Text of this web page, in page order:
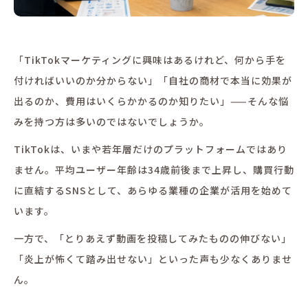
「TikTokマーケティングに興味はあるけれど、何から手を
付ければいいのか分からない」「自社の商材で本当に効果が
出るのか、費用はいくらかかるのか知りたい」——そんな悩
みを持つ方は多いのではないでしょうか。
TikTokは、いまや若年層だけのプラットフォームではあり
ません。平均ユーザー年齢は34歳前後まで上昇し、購買行動
に直結するSNSとして、あらゆる業種の企業が活用を始めて
います。
一方で、「とりあえず動画を投稿してみたものの伸びない」
「炎上が怖くて踏み出せない」といった声も少なくありませ
ん。